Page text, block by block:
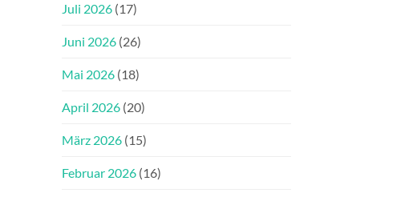
Juli 2026 (17)
Juni 2026 (26)
Mai 2026 (18)
April 2026 (20)
März 2026 (15)
Februar 2026 (16)